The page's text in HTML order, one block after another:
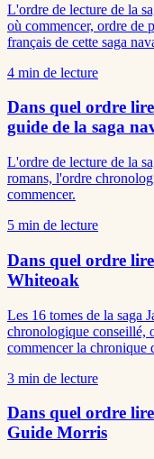
L'ordre de lecture de la
où commencer, ordre de
français de cette saga
4 min de lecture
Dans quel ordre
guide de la saga
L'ordre de lecture de la
romans, l'ordre
commencer.
5 min de lecture
Dans quel ordre
Whiteoak
Les 16 tomes de la saga
chronologique conseillé,
commencer la chronique
3 min de lecture
Dans quel ordre
Guide Morris